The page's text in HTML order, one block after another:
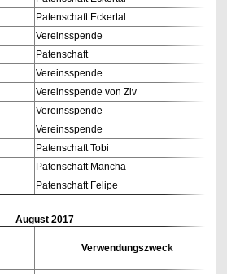
Patenschaft Eckertal
Vereinsspende
Patenschaft
Vereinsspende
Vereinsspende von Ziv
Vereinsspende
Vereinsspende
Patenschaft Tobi
Patenschaft Mancha
Patenschaft Felipe
August 2017
Verwendungszweck